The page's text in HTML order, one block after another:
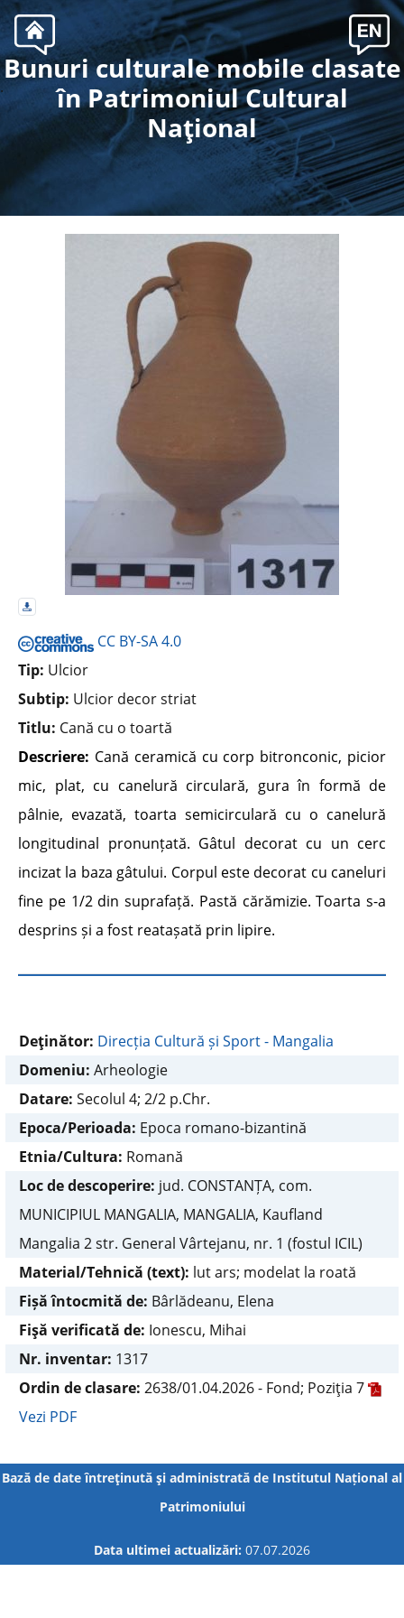
.
Bunuri culturale mobile clasate
în Patrimoniul Cultural
Naţional
CC BY-SA 4.0
Tip: Ulcior
Subtip: Ulcior decor striat
Titlu: Cană cu o toartă
Descriere: Cană ceramică cu corp bitronconic, picior
mic, plat, cu canelură circulară, gura în formă de
pâlnie, evazată, toarta semicirculară cu o canelură
longitudinal pronunțată. Gâtul decorat cu un cerc
incizat la baza gâtului. Corpul este decorat cu caneluri
fine pe 1/2 din suprafață. Pastă cărămizie. Toarta s-a
desprins și a fost reatașată prin lipire.
Deţinător: Direcția Cultură și Sport - Mangalia
Domeniu: Arheologie
Datare: Secolul 4; 2/2 p.Chr.
Epoca/Perioada: Epoca romano-bizantină
Etnia/Cultura: Romană
Loc de descoperire: jud. CONSTANȚA, com.
MUNICIPIUL MANGALIA, MANGALIA, Kaufland
Mangalia 2 str. General Vârtejanu, nr. 1 (fostul ICIL)
Material/Tehnică (text): lut ars; modelat la roată
Fișă întocmită de: Bârlădeanu, Elena
Fişă verificată de: Ionescu, Mihai
Nr. inventar: 1317
Ordin de clasare: 2638/01.04.2026 - Fond; Poziţia 7
Vezi PDF
Bază de date întreţinută şi administrată de Institutul Național al
Patrimoniului
Data ultimei actualizări: 07.07.2026